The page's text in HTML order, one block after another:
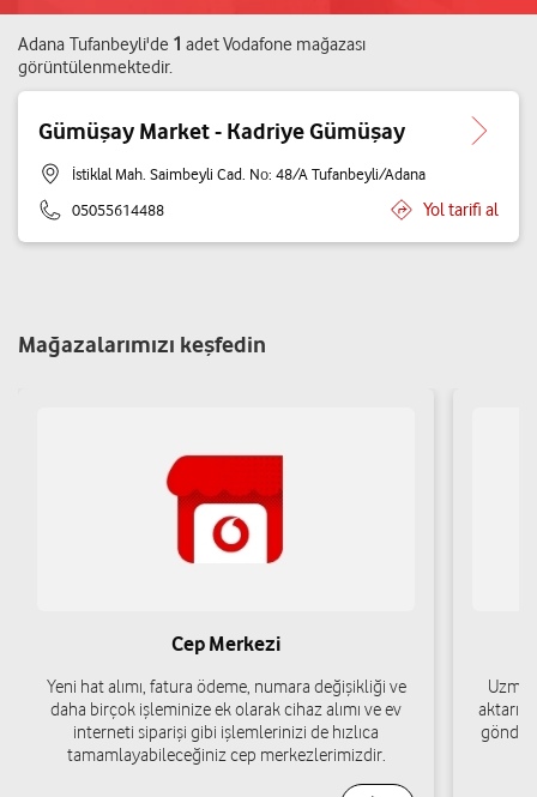
Adana Tufanbeyli'de 1 adetVodafone mağazası
görüntülenmektedir.
Gümüşay Market - Kadriye Gümüşay
İstiklal Mah. Saimbeyli Cad. No: 48/A Tufanbeyli/Adana
05055614488
Yol tarifi al
Mağazalarımızı keşfedin
Cep Merkezi
Yeni hat alımı, fatura ödeme, numara değişikliği ve
daha birçok işleminize ek olarak cihaz alımı ve ev
interneti siparişi gibi işlemlerinizi de hızlıca
tamamlayabileceğiniz cep merkezlerimizdir.